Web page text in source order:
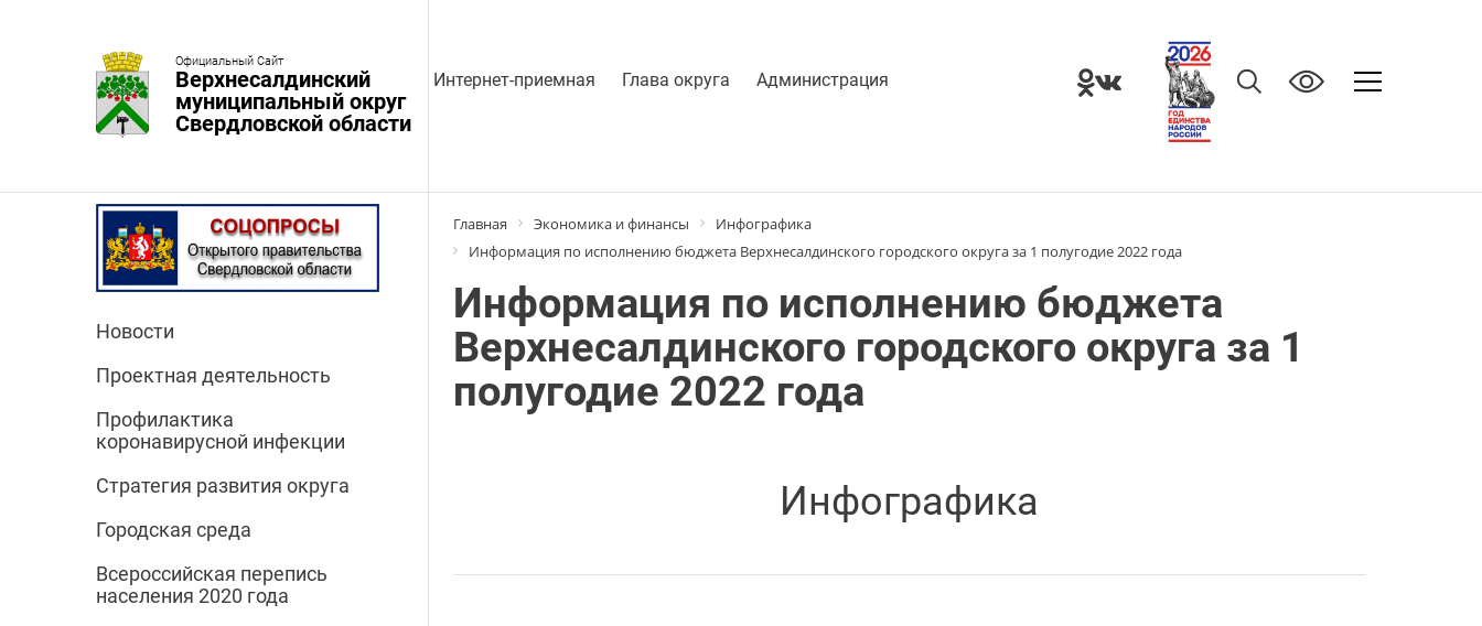
Официальный Сайт
Верхнесалдинский
муниципальный округ
Свердловской области
Интернет-приемная Глава округа Администрация
Новости
Проектная деятельность
Профилактика
коронавирусной инфекции
Стратегия развития округа
Городская среда
Всероссийская перепись
населения 2020 года
Главная Экономика и финансы
Инфографика
Информация по исполнению бюджета Верхнесалдинского городского округа за 1 полугодие 2022 года
Информация по исполнению бюджета
Верхнесалдинского городского округа за 1
полугодие 2022 года
Инфографика